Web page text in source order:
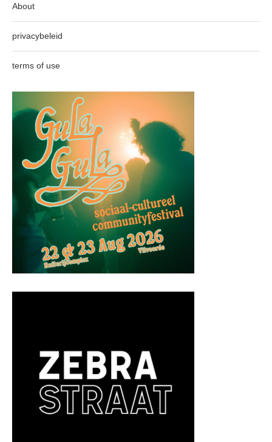
About
privacybeleid
terms of use